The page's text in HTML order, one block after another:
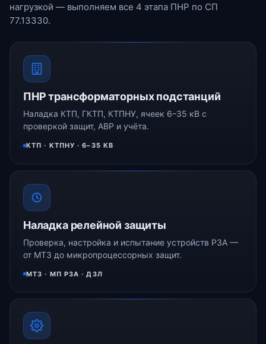
нагрузкой — выполняем все 4 этапа ПНР по СП
77.13330.
ПНР трансформаторных подстанций
Наладка КТП, ГКТП, КТПНУ, ячеек 6–35 кВ с
проверкой защит, АВР и учёта.
КТП · КТПНУ · 6–35 КВ
Наладка релейной защиты
Проверка, настройка и испытание устройств РЗА —
от МТЗ до микропроцессорных защит.
МТЗ · МП РЗА · ДЗЛ